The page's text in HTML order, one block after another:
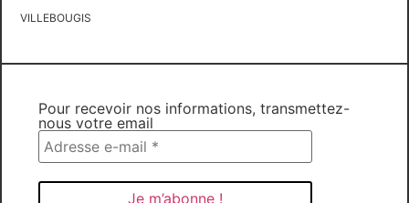
VILLEBOUGIS
Pour recevoir nos informations, transmettez-
nous votre email